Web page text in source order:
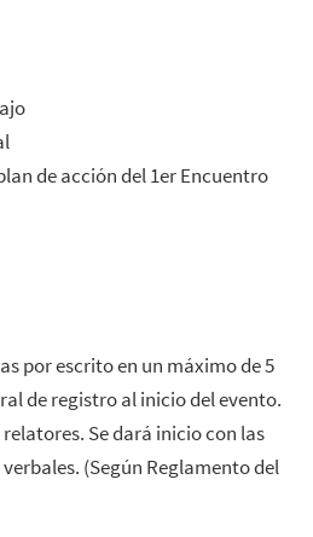
de acción del 1er Encuentro
por escrito en un máximo de 5
de registro al inicio del evento.
Se dará inicio con las
(Según Reglamento del